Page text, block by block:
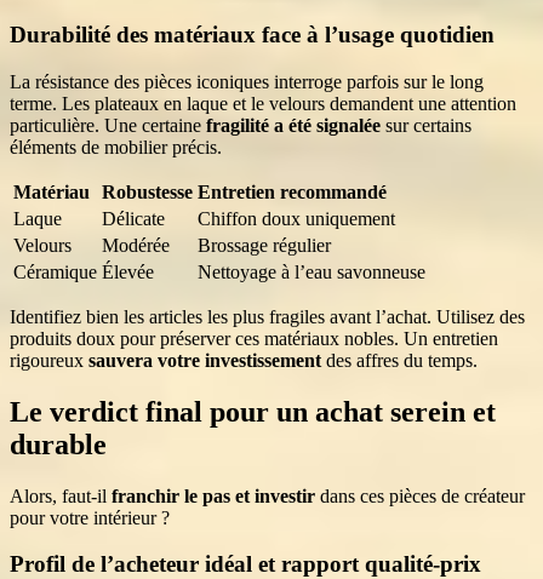
Durabilité des matériaux face à l’usage quotidien
La résistance des pièces iconiques interroge parfois sur le long
terme. Les plateaux en laque et le velours demandent une attention
particulière. Une certaine fragilité a été signalée sur certains
éléments de mobilier précis.
Matériau Robustesse Entretien recommandé
Laque
Délicate
Chiffon doux uniquement
Velours
Modérée
Brossage régulier
Céramique Élevée Nettoyage à l’eau savonneuse
Identifiez bien les articles les plus fragiles avant l’achat. Utilisez des
produits doux pour préserver ces matériaux nobles. Un entretien
rigoureux sauvera votre investissement des affres du temps.
Le verdict final pour un achat serein et
durable
Alors, faut-il franchir le pas et investir dans ces pièces de créateur
pour votre intérieur ?
Profil de l’acheteur idéal et rapport qualité-prix